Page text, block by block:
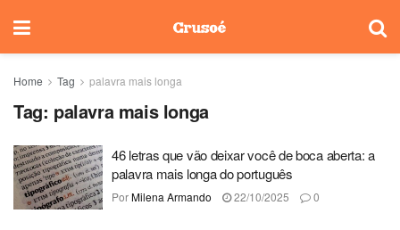
Home Tag palavra mais longa
Tag: palavra mais longa
46 letras que vão deixar você de boca aberta: a
palavra mais longa do português
PorMilena Armando 22/10/2025 0